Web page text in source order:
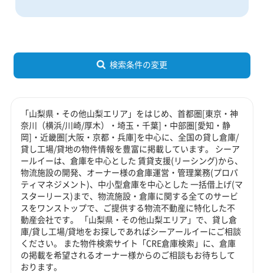
検索条件の変更
「山梨県・その他山梨エリア」をはじめ、首都圏[東京・神
奈川（横浜/川崎/厚木）・埼玉・千葉]・中部圏[愛知・静
岡]・近畿圏[大阪・京都・兵庫]を中心に、全国の貸し倉庫/
貸し工場/貸地の物件情報を豊富に掲載しています。 シーア
ールイーは、倉庫を中心とした 賃貸支援(リーシング)から、
物流施設の開発、オーナー様の倉庫運営・管理業務(プロパ
ティマネジメント)、中小型倉庫を中心とした 一括借上げ(マ
スターリース)まで、物流施設・倉庫に関する全てのサービ
スをワンストップで、ご提供する物流不動産に特化した不
動産会社です。 「山梨県・その他山梨エリア」で、貸し倉
庫/貸し工場/貸地をお探しであればシーアールイーにご相談
ください。 また物件検索サイト「CRE倉庫検索」に、倉庫
の掲載を希望されるオーナー様からのご相談もお待ちして
おります。